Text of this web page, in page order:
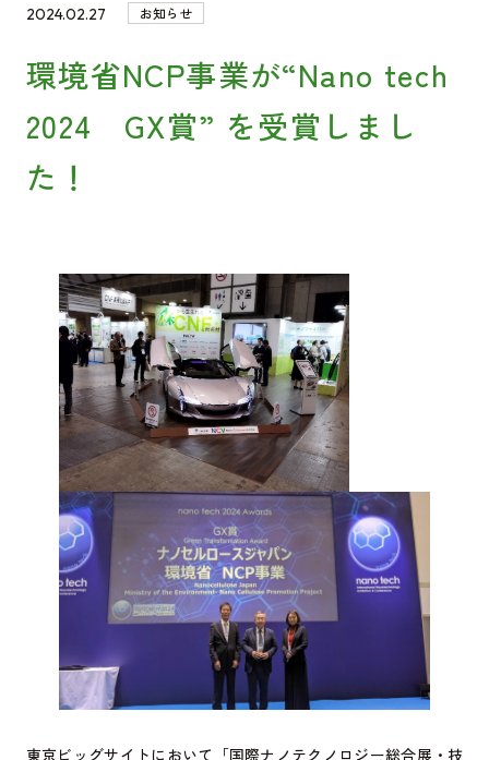
2024.02.27 お知らせ
環境省NCP事業が“Nano tech
2024 GX賞” を受賞しまし
た！
東京ビッグサイトにおいて「国際ナノテクノロジー総合展・技